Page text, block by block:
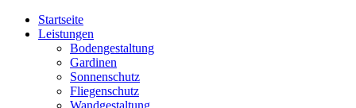
Startseite
Leistungen
Bodengestaltung
Gardinen
Sonnenschutz
Fliegenschutz
Wandgestaltung